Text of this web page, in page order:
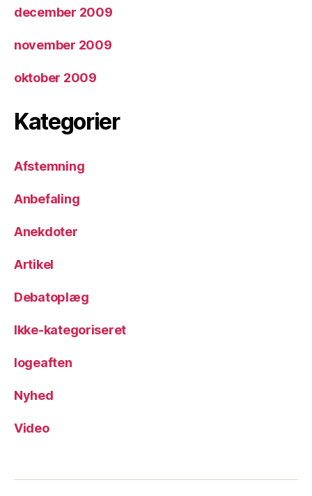
december 2009
november 2009
oktober 2009
Kategorier
Afstemning
Anbefaling
Anekdoter
Artikel
Debatoplæg
Ikke-kategoriseret
logeaften
Nyhed
Video